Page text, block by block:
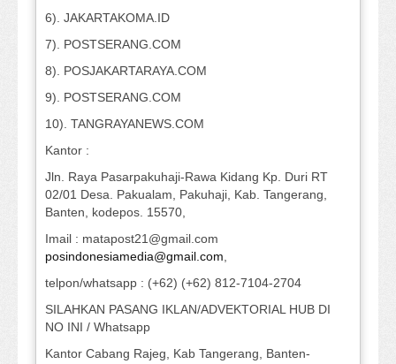
6). JAKARTAKOMA.ID
7). POSTSERANG.COM
8). POSJAKARTARAYA.COM
9). POSTSERANG.COM
10). TANGRAYANEWS.COM
Kantor :
Jln. Raya Pasarpakuhaji-Rawa Kidang Kp. Duri RT
02/01 Desa. Pakualam, Pakuhaji, Kab. Tangerang,
Banten, kodepos. 15570,
Imail : matapost21@gmail.com
posindonesiamedia@gmail.com,
telpon/whatsapp : (+62) (+62) 812-7104-2704
SILAHKAN PASANG IKLAN/ADVEKTORIAL HUB DI
NO INI / Whatsapp
Kantor Cabang Rajeg, Kab Tangerang, Banten-